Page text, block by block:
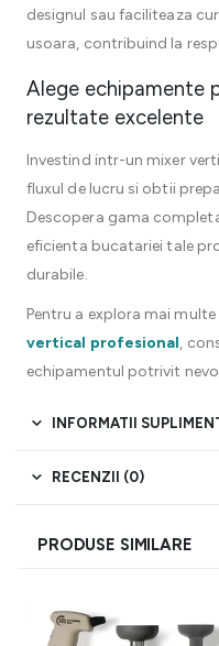
designul sau faciliteaza
usoara, contribuind la
Alege echipamente
rezultate excelente
Investind intr-un mixer
fluxul de lucru si obtii
Descopera gama
eficienta bucatariei tale
durabile.
Pentru a explora mai
vertical profesional,
echipamentul potrivit
INFORMATII
RECENZII (0)
PRODUSE SIMILARE